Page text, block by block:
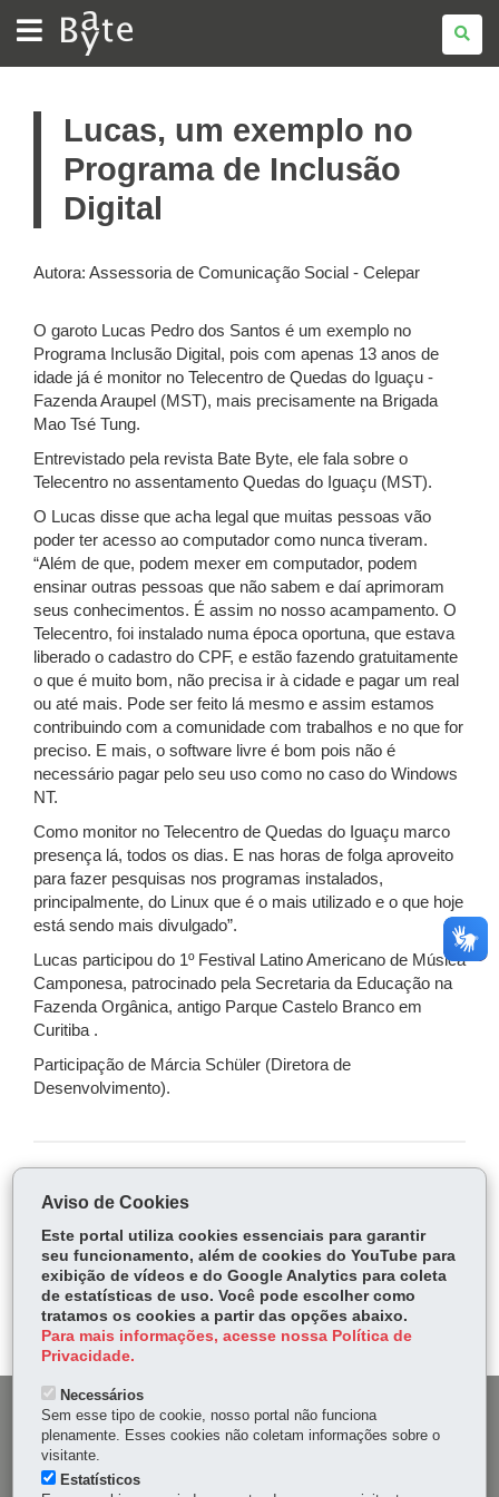
BATE
BYTE
Lucas, um exemplo no
Programa de Inclusão
Digital
Autora: Assessoria de Comunicação Social - Celepar
O garoto Lucas Pedro dos Santos é um exemplo no
Programa Inclusão Digital, pois com apenas 13 anos de
idade já é monitor no Telecentro de Quedas do Iguaçu -
Fazenda Araupel (MST), mais precisamente na Brigada
Mao Tsé Tung.
Entrevistado pela revista Bate Byte, ele fala sobre o
Telecentro no assentamento Quedas do Iguaçu (MST).
O Lucas disse que acha legal que muitas pessoas vão
poder ter acesso ao computador como nunca tiveram.
“Além de que, podem mexer em computador, podem
ensinar outras pessoas que não sabem e daí aprimoram
seus conhecimentos. É assim no nosso acampamento. O
Telecentro, foi instalado numa época oportuna, que estava
liberado o cadastro do CPF, e estão fazendo gratuitamente
o que é muito bom, não precisa ir à cidade e pagar um real
ou até mais. Pode ser feito lá mesmo e assim estamos
contribuindo com a comunidade com trabalhos e no que for
preciso. E mais, o software livre é bom pois não é
necessário pagar pelo seu uso como no caso do Windows
NT.
Como monitor no Telecentro de Quedas do Iguaçu marco
presença lá, todos os dias. E nas horas de folga aproveito
para fazer pesquisas nos programas instalados,
principalmente, do Linux que é o mais utilizado e o que hoje
está sendo mais divulgado”.
Lucas participou do 1º Festival Latino Americano de Música
Camponesa, patrocinado pela Secretaria da Educação na
Fazenda Orgânica, antigo Parque Castelo Branco em
Curitiba .
Participação de Márcia Schüler (Diretora de
Desenvolvimento).
ce
bo
ok
Tw
itt
er
ha
ts
Ap
p
Voltar Início Imprimir Baixar
DENUNCIE CORRUPÇÃO
OUVIDORIA
Aviso de Cookies
Este portal utiliza cookies essenciais para garantir
seu funcionamento, além de cookies do YouTube para
exibição de vídeos e do Google Analytics para coleta
de estatísticas de uso. Você pode escolher como
tratamos os cookies a partir das opções abaixo.
Para mais informações, acesse nossa Política de
Privacidade.
Necessários
Sem esse tipo de cookie, nosso portal não funciona
plenamente. Esses cookies não coletam informações sobre o
visitante.
Estatísticos